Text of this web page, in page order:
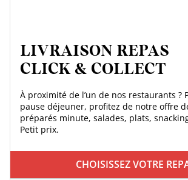
MON
DEVENIR
LIVRAISON REPAS
CLICK & COLLECT
À proximité de l’un de nos restaurants ?
pause déjeuner, profitez de notre offre
préparés minute, salades, plats,
Petit prix.
CHOISISSEZ VOTRE